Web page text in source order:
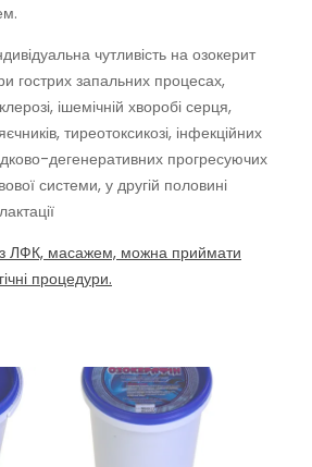
чутливість на озокерит
гострих запальних процесах,
ішемічній хворобі серця,
тиреотоксикозі, інфекційних
дегенеративних прогресуючих
системи, у другій половині
ЛФК, масажем, можна приймати
процедури.